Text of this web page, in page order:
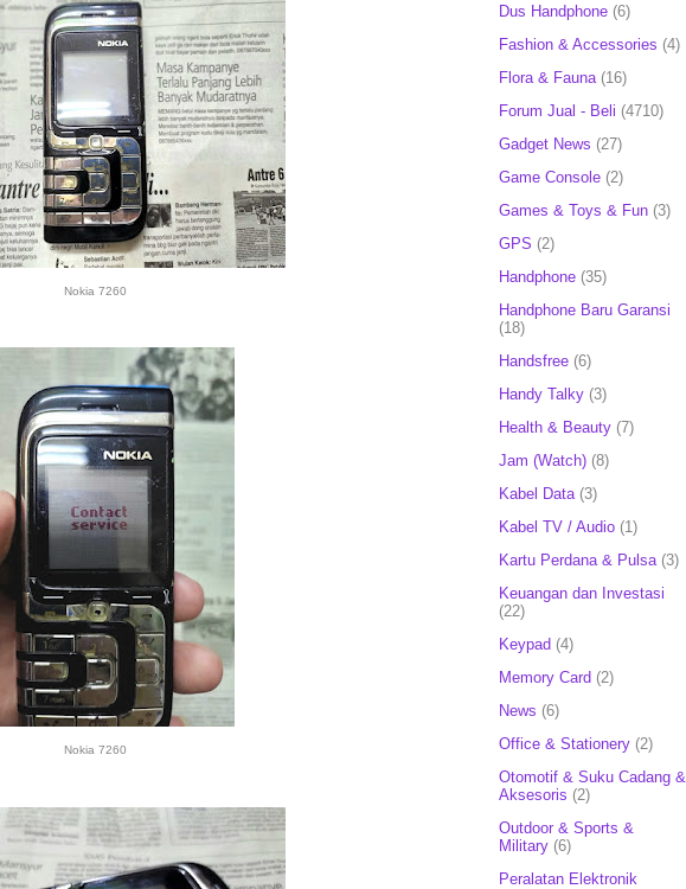
Nokia 7260
Nokia 7260
Dus Handphone (6)
Fashion & Accessories (4)
Flora & Fauna (16)
Forum Jual - Beli (4710)
Gadget News (27)
Game Console (2)
Games & Toys & Fun (3)
GPS (2)
Handphone (35)
Handphone Baru Garansi
(18)
Handsfree (6)
Handy Talky (3)
Health & Beauty (7)
Jam (Watch) (8)
Kabel Data (3)
Kabel TV / Audio (1)
Kartu Perdana & Pulsa (3)
Keuangan dan Investasi
(22)
Keypad (4)
Memory Card (2)
News (6)
Office & Stationery (2)
Otomotif & Suku Cadang &
Aksesoris (2)
Outdoor & Sports &
Military (6)
Peralatan Elektronik